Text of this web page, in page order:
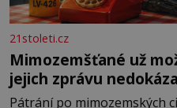
21stoleti.cz
Mimozemšťané už
jejich zprávu
Pátrání po mimozemských